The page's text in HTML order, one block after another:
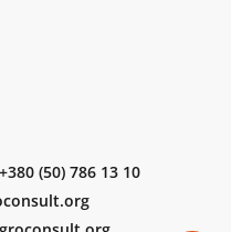
+380 (50) 786 13 10